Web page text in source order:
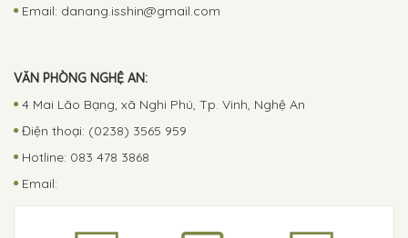
Email: danang.isshin@gmail.com
VĂN PHÒNG NGHỆ AN:
4 Mai Lão Bạng, xã Nghi Phú, Tp. Vinh, Nghệ An
Điện thoại: (0238) 3565 959
Hotline: 083 478 3868
Email: